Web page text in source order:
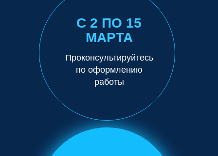
С 2 ПО 15
МАРТА
Проконсультируйтесь
по оформлению
работы